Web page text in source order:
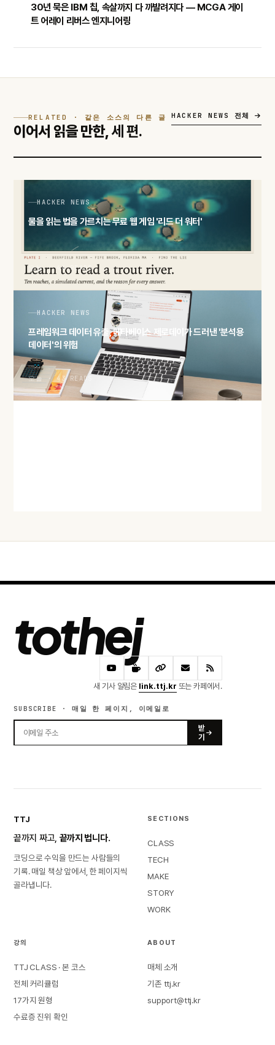
30년 묵은 IBM 칩, 속살까지 다 까발려지다 — MCGA 게이
트 어레이 리버스 엔지니어링
RELATED · 같은 소스의 다른 글
이어서 읽을 만한,세 편.
HACKER NEWS 전체
HACKER NEWS
물을 읽는 법을 가르치는 무료 웹 게임 '리드 더 워터'
오늘 · 44 READS
HACKER NEWS
프레임워크 데이터 유출, 메타베이스 제로데이가 드러낸 '분석용
데이터'의 위험
오늘 · 43 READS
tothej
새 기사 알림은 link.ttj.kr 또는 카페에서.
SUBSCRIBE · 매일 한 페이지, 이메일로
받
기
TTJ
끝까지 짜고, 끝까지 법니다.
코딩으로 수익을 만드는 사람들의
기록. 매일 책상 앞에서, 한 페이지씩
골라냅니다.
SECTIONS
CLASS
TECH
MAKE
STORY
WORK
강의
TTJ CLASS · 본 코스
전체 커리큘럼
17가지 원형
수료증 진위 확인
ABOUT
매체 소개
기존 ttj.kr
support@ttj.kr